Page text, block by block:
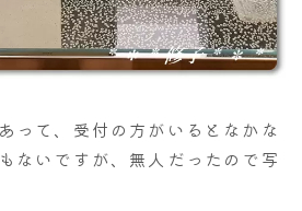
って、受付の方がいるとなかな
ないですが、無人だったので写